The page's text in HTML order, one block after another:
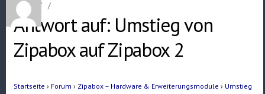
Home / /
Antwort auf: Umstieg von
Zipabox auf Zipabox 2
Startseite › Forum › Zipabox – Hardware & Erweiterungsmodule › Umstieg